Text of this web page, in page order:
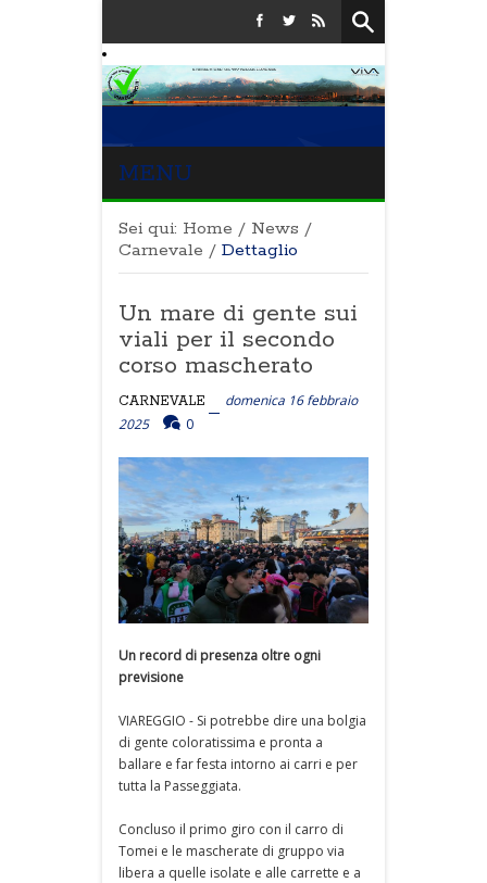
MENU
Sei qui: Home / News /
Carnevale / Dettaglio
Un mare di gente sui
viali per il secondo
corso mascherato
CARNEVALE
domenica 16 febbraio
2025
0
Un record di presenza oltre ogni
previsione
VIAREGGIO - Si potrebbe dire una bolgia
di gente coloratissima e pronta a
ballare e far festa intorno ai carri e per
tutta la Passeggiata.
Concluso il primo giro con il carro di
Tomei e le mascherate di gruppo via
libera a quelle isolate e alle carrette e a